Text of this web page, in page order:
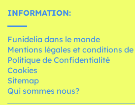
INFORMATION:
Funidelia dans le monde
Mentions légales et conditions de
Politique de Confidentialité
Cookies
Sitemap
Qui sommes nous?